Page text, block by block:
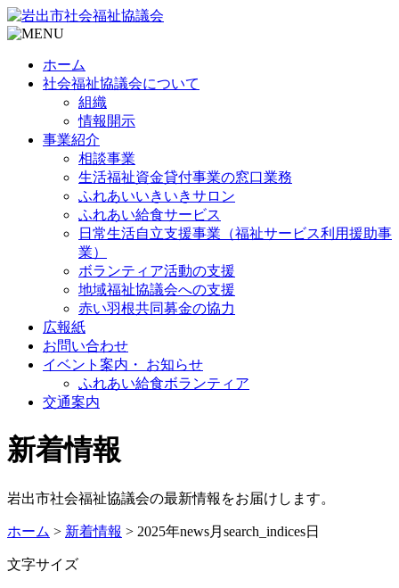
ホーム
社会福祉協議会について
組織
情報開示
事業紹介
相談事業
生活福祉資金貸付事業の窓口業務
ふれあいいきいきサロン
ふれあい給食サービス
日常生活自立支援事業（福祉サービス利用援助事
業）
ボランティア活動の支援
地域福祉協議会への支援
赤い羽根共同募金の協力
広報紙
お問い合わせ
イベント案内・ お知らせ
ふれあい給食ボランティア
交通案内
新着情報
岩出市社会福祉協議会の最新情報をお届けします。
ホーム > 新着情報 > 2025年news月search_indices日
文字サイズ